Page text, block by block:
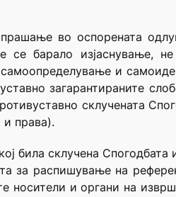
во оспорената
се барало
и
загарантираните
склучената
и права).
била склучена Спогодбата
за распишување на
носители и органи на